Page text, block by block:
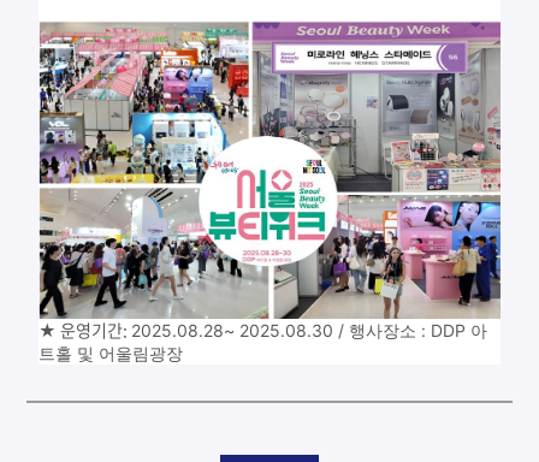
★ 운영기간: 2025.08.28~ 2025.08.30 / 행사장소 : DDP 아
트홀 및 어울림광장